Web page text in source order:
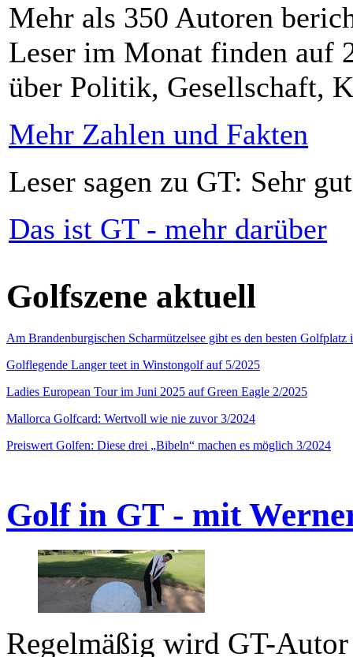
Mehr als 350 Autoren
Leser im Monat finden auf
über Politik, Gesellschaft,
Mehr Zahlen und Fakten
Leser sagen zu GT: Sehr
Das ist GT - mehr darüber
Golfszene aktuell
Am Brandenburgischen Scharmützelsee gibt es den besten
Golflegende Langer teet in Winstongolf auf 5/2025
Ladies European Tour im Juni 2025 auf Green Eagle 2/2025
Mallorca Golfcard: Wertvoll wie nie zuvor 3/2024
Preiswert Golfen: Diese drei „Bibeln“ machen es möglich 3/2024
Golf in GT - mit
Regelmäßig wird GT-